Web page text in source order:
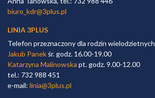
biuro_kdr@3plus.pl
LINIA 3PLUS
Telefon przeznaczony dla rodzin wielodzietnych
Jakub Panekśr. godz. 16.00-19.00
Katarzyna Malinowska pt. godz. 9.00-12.00
tel.: 732 988 451
e-mail: linia@3plus.pl